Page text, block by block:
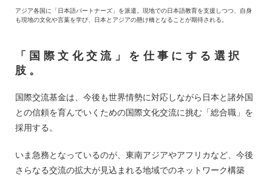
アジア各国に「日本語パートナーズ」を派遣。現地での日本語教育を支援しつつ、自身
も現地の文化や言葉を学び、日本とアジアの懸け橋となることが期待される。
「国際文化交流」を仕事にする選択
肢。
国際交流基金は、今後も世界情勢に対応しながら日本と諸外国
との信頼を育んでいくための国際文化交流に挑む「総合職」を
採用する。
いま急務となっているのが、東南アジアやアフリカなど、今後
さらなる交流の拡大が見込まれる地域でのネットワーク構築